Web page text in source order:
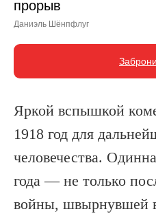
прорыв
Даниэль Шёнпфлуг
Яркой вспышкой
1918 год для
человечества.
года — не только
войны, швырнувшей